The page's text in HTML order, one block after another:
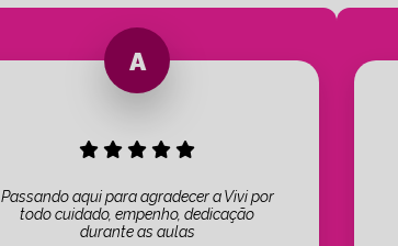
Passando aqui para agradecer a Vivi por
todo cuidado, empenho, dedicação
durante as aulas